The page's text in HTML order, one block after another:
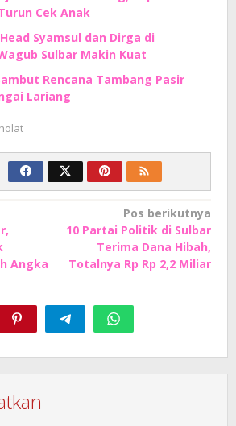
Cek Anak
Syamsul dan Dirga di
Sulbar Makin Kuat
Rencana Tambang Pasir
Lariang
Angka
Pos berikutnya
10 Partai Politik di Sulbar
Terima Dana Hibah,
Totalnya Rp Rp 2,2 Miliar